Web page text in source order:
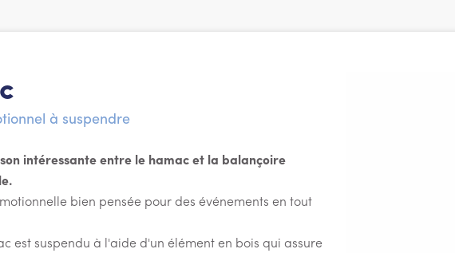
à suspendre
intéressante entre le hamac et la balançoire
bien pensée pour des événements en tout
est suspendu à l'aide d'un élément en bois qui assure